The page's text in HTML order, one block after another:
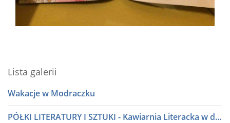
Lista galerii
Wakacje w Modraczku
PÓŁKI LITERATURY I SZTUKI - Kawiarnia Literacka w dialogu